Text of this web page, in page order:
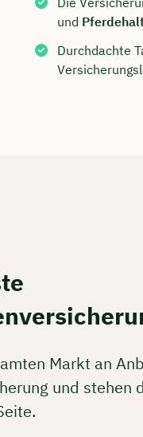
und
Durchdachte
Markt an
und stehen
Jetzt